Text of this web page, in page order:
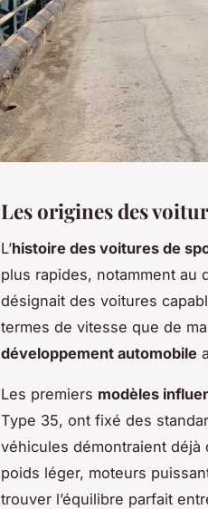
Les origines des
L’histoire des voitures de
plus rapides, notamment au
désignait des voitures
termes de vitesse que de
développement automobile
Les premiers modèles
Type 35, ont fixé des
véhicules démontraient
poids léger, moteurs
trouver l’équilibre parfait